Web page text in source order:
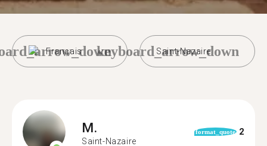
Français Saint-Nazaire
keyboard_arrow_down
M.
Saint-Nazaire
format_quote 2